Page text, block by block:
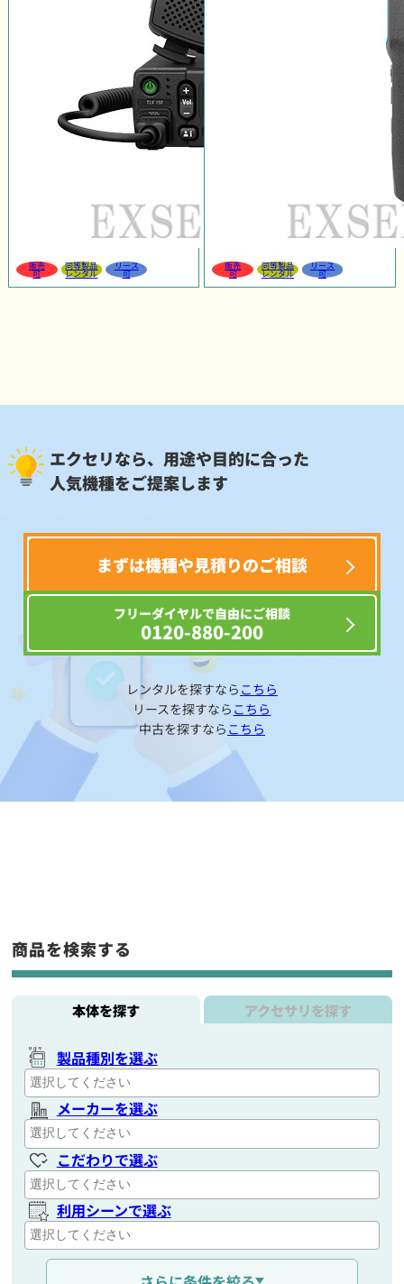
販売
可
同等製品
レンタル
リース
可
販売
可
同等製品
レンタル
リース
可
エクセリなら、用途や目的に合った
人気機種をご提案します
まずは機種や見積りのご相談
フリーダイヤルで自由にご相談
0120-880-200
レンタルを探すなら こちら
リースを探すなら こちら
中古を探すなら こちら
商品を検索する
本体を探す アクセサリを探す
製品種別を選ぶ
メーカーを選ぶ
こだわりで選ぶ
利用シーンで選ぶ
通信距離を選ぶ